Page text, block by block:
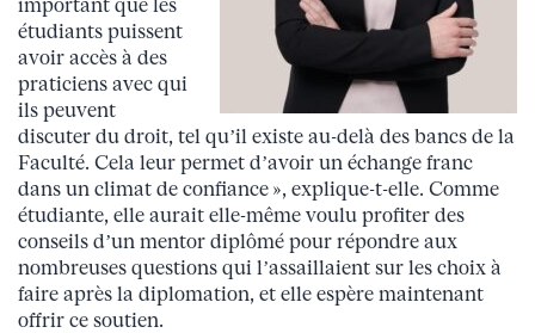
étudiants puissent
avoir accès à des
praticiens avec qui
ils peuvent
discuter du droit, tel qu’il existe au-delà des bancs de la
Faculté. Cela leur permet d’avoir un échange franc
dans un climat de confiance », explique-t-elle. Comme
étudiante, elle aurait elle-même voulu profiter des
conseils d’un mentor diplômé pour répondre aux
nombreuses questions qui l’assaillaient sur les choix à
faire après la diplomation, et elle espère maintenant
offrir ce soutien.